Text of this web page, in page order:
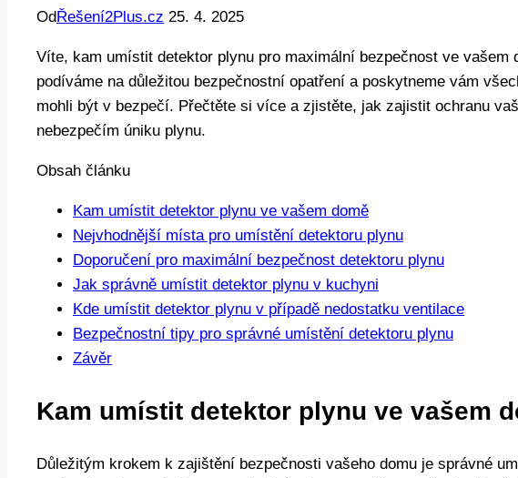
Od Řešení2Plus.cz 25. 4. 2025
Víte, kam umístit detektor plynu pro maximální bezpečnost ve vašem
podíváme na důležitou bezpečnostní opatření a poskytneme vám
mohli být v bezpečí. Přečtěte si více a zjistěte, jak zajistit ochranu
nebezpečím úniku plynu.
Obsah článku
Kam umístit detektor plynu ve vašem domě
Nejvhodnější místa pro umístění detektoru plynu
Doporučení pro maximální bezpečnost detektoru plynu
Jak správně umístit detektor plynu v kuchyni
Kde umístit detektor plynu v případě nedostatku ventilace
Bezpečnostní tipy pro správné umístění detektoru plynu
Závěr
Kam umístit detektor plynu ve vašem
Důležitým krokem k zajištění bezpečnosti vašeho domu je správné